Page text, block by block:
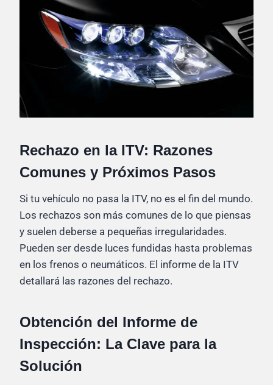
Rechazo en la ITV: Razones
Comunes y Próximos Pasos
Si tu vehículo no pasa la ITV, no es el fin del mundo.
Los rechazos son más comunes de lo que piensas
y suelen deberse a pequeñas irregularidades.
Pueden ser desde luces fundidas hasta problemas
en los frenos o neumáticos. El informe de la ITV
detallará las razones del rechazo.
Obtención del Informe de
Inspección: La Clave para la
Solución